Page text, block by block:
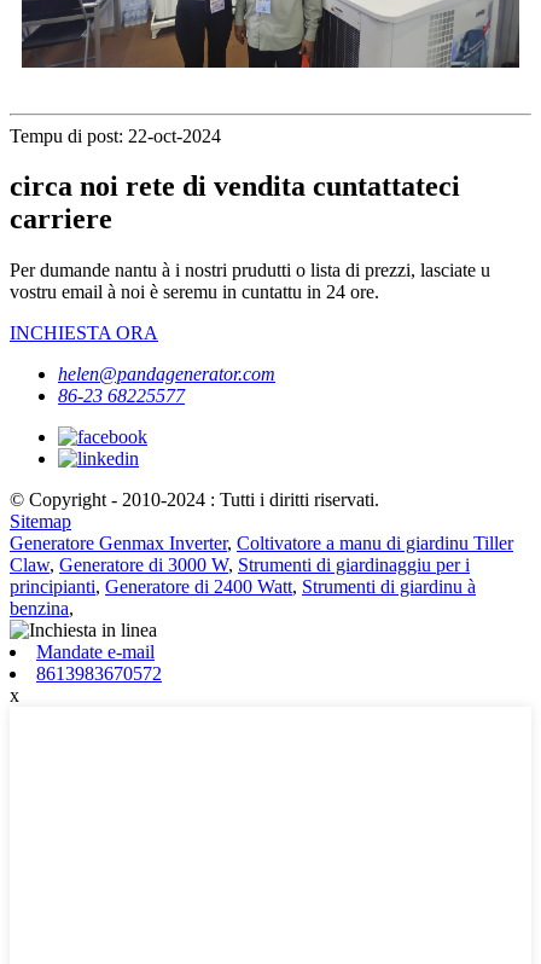
Tempu di post: 22-oct-2024
circa noi rete di vendita cuntattateci
carriere
Per dumande nantu à i nostri prudutti o lista di prezzi, lasciate u
vostru email à noi è seremu in cuntattu in 24 ore.
INCHIESTA ORA
helen@pandagenerator.com
86-23 68225577
© Copyright - 2010-2024 : Tutti i diritti riservati.
Sitemap
Generatore Genmax Inverter, Coltivatore a manu di giardinu Tiller
Claw, Generatore di 3000 W, Strumenti di giardinaggiu per i
principianti, Generatore di 2400 Watt, Strumenti di giardinu à
benzina,
Mandate e-mail
8613983670572
x